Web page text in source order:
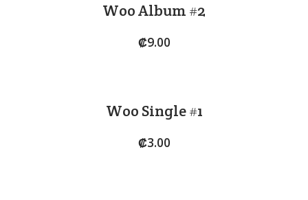
Woo Album #2
₡9.00
Woo Single #1
₡3.00